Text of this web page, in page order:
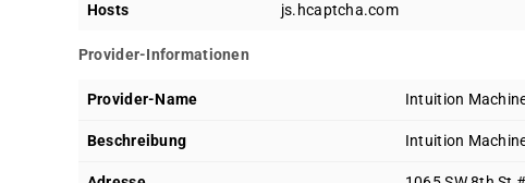
Hosts js.hcaptcha.com
Provider-Informationen
Provider-Name Intuition
Beschreibung Intuition